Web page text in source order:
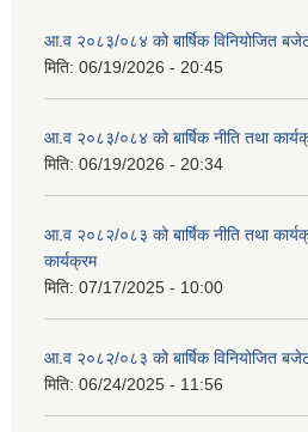
आ.व २०८३/०८४ को बार्षिक विनियोजित
मिति: 06/19/2026 - 20:45
आ.व २०८३/०८४ को बार्षिक नीति तथा
मिति: 06/19/2026 - 20:34
आ.व २०८२/०८३ को बार्षिक नीति तथा
कार्यक्रम
मिति: 07/17/2025 - 10:00
आ.व २०८२/०८३ को बार्षिक विनियोजित
मिति: 06/24/2025 - 11:56